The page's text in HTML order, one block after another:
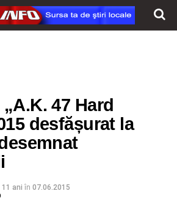
47 Hard
desfășurat la
ani în 07.06.2015